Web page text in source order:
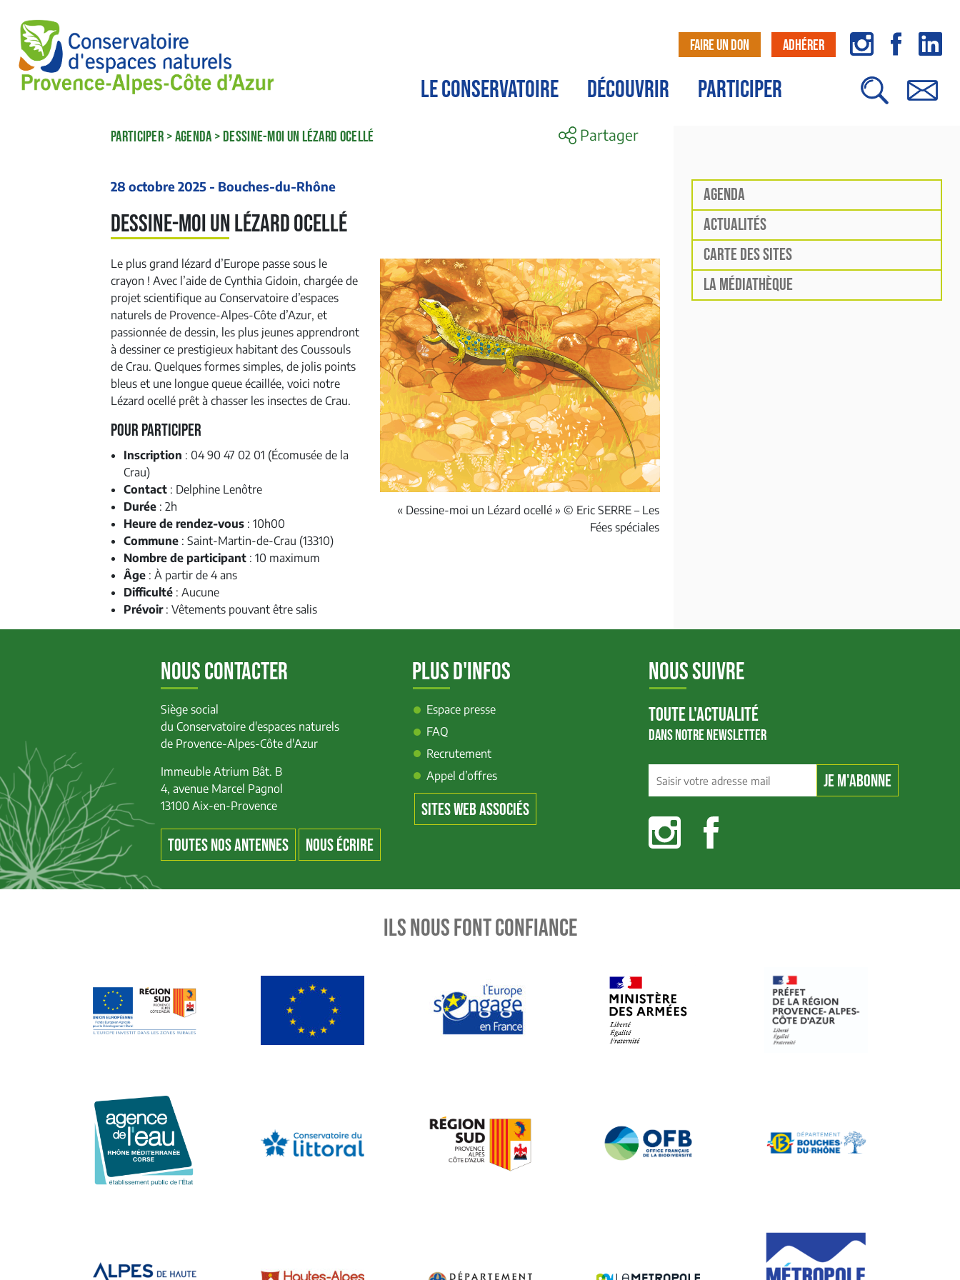
FAIRE UN DON ADHÉRER
LE CONSERVATOIRE DÉCOUVRIR PARTICIPER
PARTICIPER >AGENDA >DESSINE-MOI UN LÉZARD OCELLÉ Partager
28 octobre 2025 - Bouches-du-Rhône
Dessine-moi un Lézard ocellé
« Dessine-moi un Lézard ocellé » © Eric SERRE – Les
Fées spéciales
Le plus grand lézard d’Europe passe sous le
crayon ! Avec l’aide de Cynthia Gidoin, chargée de
projet scientifique au Conservatoire d’espaces
naturels de Provence-Alpes-Côte d’Azur, et
passionnée de dessin, les plus jeunes apprendront
à dessiner ce prestigieux habitant des Coussouls
de Crau. Quelques formes simples, de jolis points
bleus et une longue queue écaillée, voici notre
Lézard ocellé prêt à chasser les insectes de Crau.
Pour participer
Inscription : 04 90 47 02 01 (Écomusée de la
Crau)
Contact : Delphine Lenôtre
Durée : 2h
Heure de rendez-vous : 10h00
Commune : Saint-Martin-de-Crau (13310)
Nombre de participant : 10 maximum
Âge : À partir de 4 ans
Difficulté : Aucune
Prévoir: Vêtements pouvant être salis
AGENDA
ACTUALITÉS
CARTE DES SITES
LA MÉDIATHÈQUE
NOUS CONTACTER
Siège social
du Conservatoire d'espaces naturels
de Provence-Alpes-Côte d'Azur
Immeuble Atrium Bât. B
4, avenue Marcel Pagnol
13100 Aix-en-Provence
TOUTES NOS ANTENNES NOUS ÉCRIRE
PLUS D'INFOS
Espace presse
FAQ
Recrutement
Appel d’offres
SITES WEB ASSOCIÉS
NOUS SUIVRE
TOUTE L'ACTUALITÉ
DANS NOTRE NEWSLETTER
ILS NOUS FONT CONFIANCE